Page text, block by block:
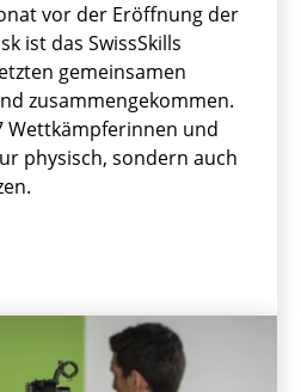
vor der Eröffnung der
ist das SwissSkills
gemeinsamen
zusammengekommen.
Wettkämpferinnen und
physisch, sondern auch